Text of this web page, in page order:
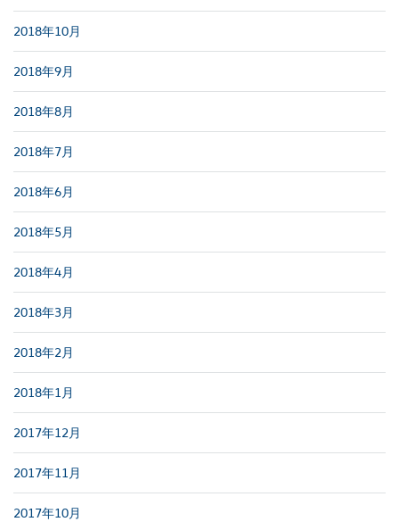
2018年10月
2018年9月
2018年8月
2018年7月
2018年6月
2018年5月
2018年4月
2018年3月
2018年2月
2018年1月
2017年12月
2017年11月
2017年10月